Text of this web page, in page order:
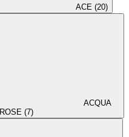
ACE (20)
ACQUA
(7)